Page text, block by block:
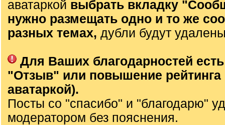
аватаркой выбрать вкладку
нужно размещать одно и то же
разных темах, дубли будут
Для Ваших благодарностей
"Отзыв" или повышение рейтинга
аватаркой).
Посты со "спасибо" и "благодарю"
модератором без пояснения.